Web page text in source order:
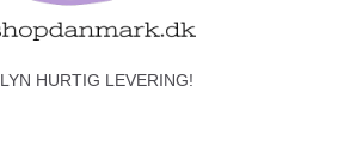
LYN HURTIG LEVERING!